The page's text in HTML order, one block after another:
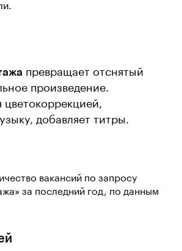
превращает отснятый
произведение.
добавляет титры.
вакансий по запросу
за последний год, по данным